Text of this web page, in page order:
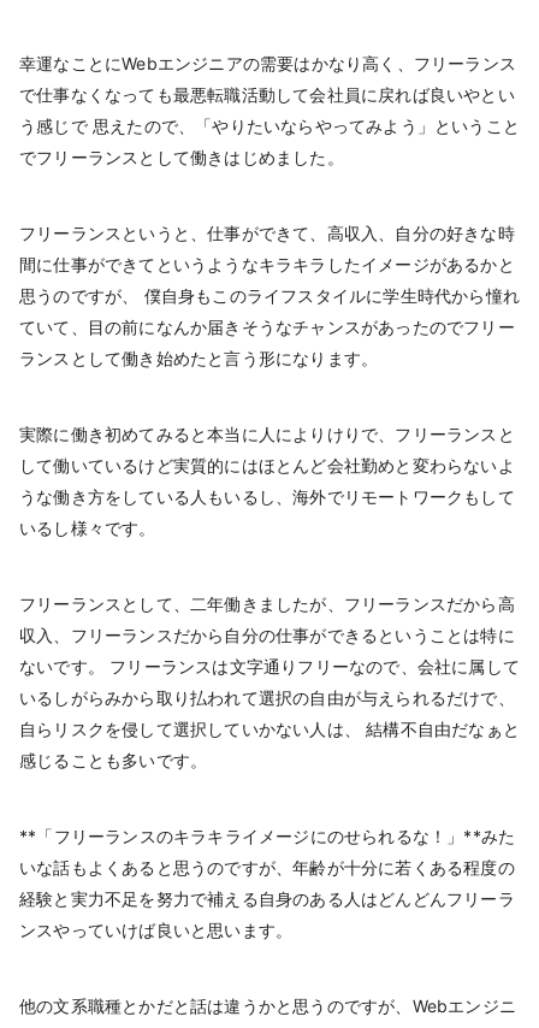
幸運なことにWebエンジニアの需要はかなり高く、フリーランス
で仕事なくなっても最悪転職活動して会社員に戻れば良いやとい
う感じで 思えたので、「やりたいならやってみよう」ということ
でフリーランスとして働きはじめました。
フリーランスというと、仕事ができて、高収入、自分の好きな時
間に仕事ができてというようなキラキラしたイメージがあるかと
思うのですが、 僕自身もこのライフスタイルに学生時代から憧れ
ていて、目の前になんか届きそうなチャンスがあったのでフリー
ランスとして働き始めたと言う形になります。
実際に働き初めてみると本当に人によりけりで、フリーランスと
して働いているけど実質的にはほとんど会社勤めと変わらないよ
うな働き方をしている人もいるし、海外でリモートワークもして
いるし様々です。
フリーランスとして、二年働きましたが、フリーランスだから高
収入、フリーランスだから自分の仕事ができるということは特に
ないです。 フリーランスは文字通りフリーなので、会社に属して
いるしがらみから取り払われて選択の自由が与えられるだけで、
自らリスクを侵して選択していかない人は、 結構不自由だなぁと
感じることも多いです。
**「フリーランスのキラキライメージにのせられるな！」**みた
いな話もよくあると思うのですが、年齢が十分に若くある程度の
経験と実力不足を努力で補える自身のある人はどんどんフリーラ
ンスやっていけば良いと思います。
他の文系職種とかだと話は違うかと思うのですが、Webエンジニ